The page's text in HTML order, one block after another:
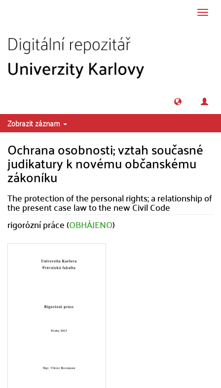
Zobrazit záznam
Ochrana osobnosti; vztah současné
judikatury k novému občanskému
zákoníku
The protection of the personal rights; a relationship of
the present case law to the new Civil Code
rigorózní práce (OBHÁJENO)